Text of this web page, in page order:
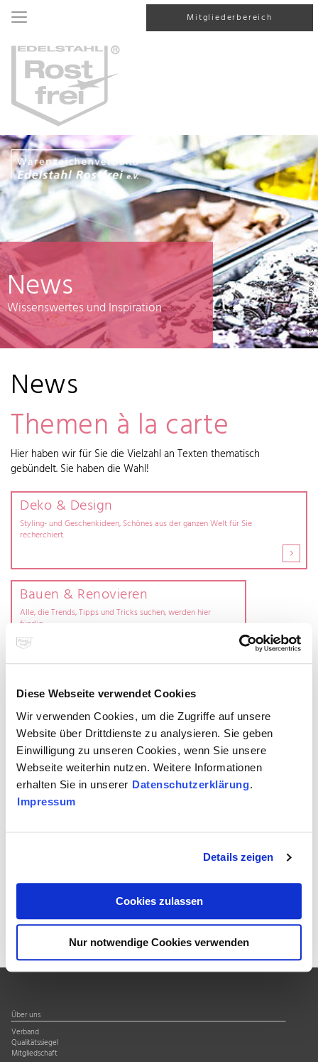
Diese Webseite verwendet Cookies
Wir verwenden Cookies, um die Zugriffe auf unsere
Website über Drittdienste zu analysieren. Sie geben
Einwilligung zu unseren Cookies, wenn Sie unsere
Webseite weiterhin nutzen. Weitere Informationen
erhalten Sie in unserer Datenschutzerklärung.
Impressum
Details zeigen
Cookies zulassen
Nur notwendige Cookies verwenden
Mitgliederbereich
© Kristina, AdobeStock
News
Wissenswertes und Inspiration
News
Themen à la carte
Hier haben wir für Sie die Vielzahl an Texten thematisch
gebündelt. Sie haben die Wahl!
Deko & Design
Styling- und Geschenkideen, Schönes aus der ganzen Welt für Sie
recherchiert.
Bauen & Renovieren
Alle, die Trends, Tipps und Tricks suchen, werden hier
fündig.
Technik
Edelstahl Rostfrei ist für unzählige Herausforderungen erste Wahl –
auch für Ihr Wohl. Hier erfahren Sie mehr dazu.
Halbzeuge
Oftmals zeigt Edelstahl Rostfrei seine Qualitäten im Verborgenen. Gut
zu wissen, wo er drin ist.
Von Barbies Geburtstag über Bartpflege bis zur Hollywood-Schaukel:
Über uns
Verband
Qualitätssiegel
Mitgliedschaft